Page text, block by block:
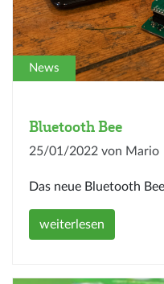
News
Bluetooth Bee
25/01/2022 von Mario
Das neue Bluetooth
weiterlesen